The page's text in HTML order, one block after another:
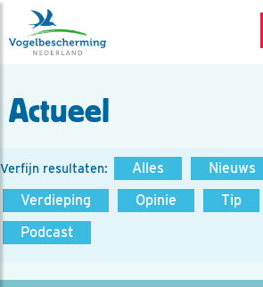
Actueel
Verfijn resultaten: Alles Nieuws
Verdieping
Opinie Tip
Podcast